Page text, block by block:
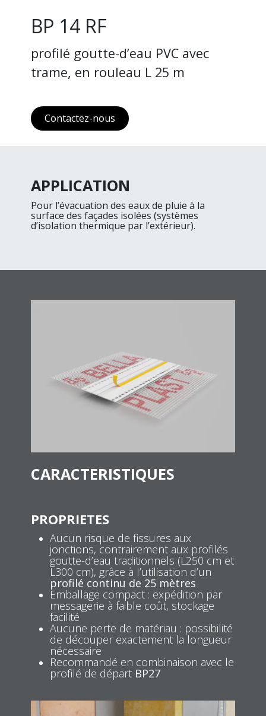
BP 14 RF
profilé goutte-d’eau PVC avec
trame, en rouleau L 25 m
Contactez-nous
APPLICATION
Pour l’évacuation des eaux de pluie à la
surface des façades isolées (systèmes
d’isolation thermique par l’extérieur).
CARACTERISTIQUES
PROPRIETES
Aucun risque de fissures aux
jonctions, contrairement aux profilés
goutte-d’eau traditionnels (L250 cm et
L300 cm), grâce à l’utilisation d’un
profilé continu de 25 mètres
Emballage compact : expédition par
messagerie à faible coût, stockage
facilité
Aucune perte de matériau : possibilité
de découper exactement la longueur
nécessaire
Recommandé en combinaison avec le
profilé de départ BP27